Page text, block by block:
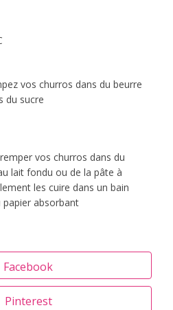
vos churros dans du beurre
du sucre
vos churros dans du
lait fondu ou de la pâte à
les cuire dans un bain
papier absorbant
Facebook
Pinterest